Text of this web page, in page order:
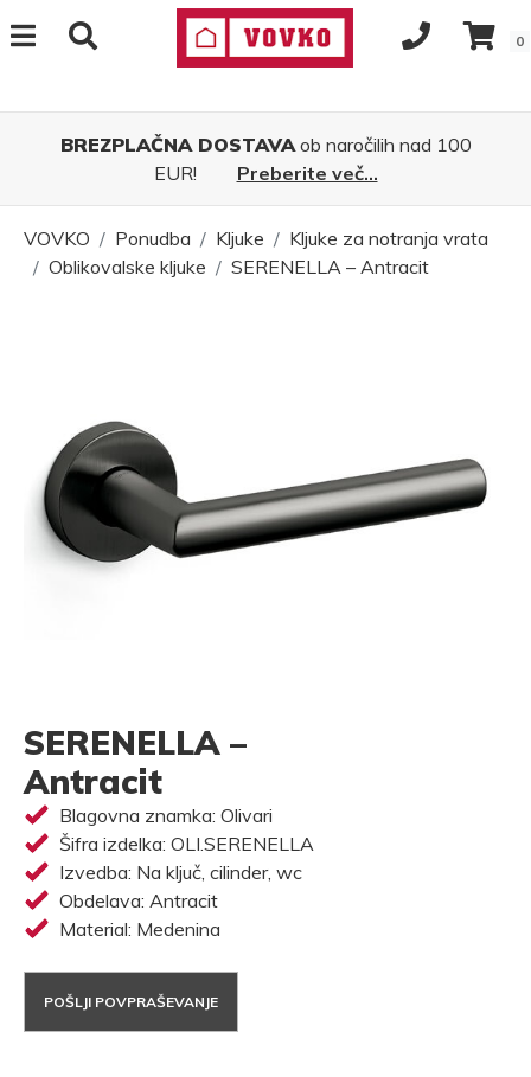
0
BREZPLAČNA DOSTAVAob naročilih nad 100
EUR!
Preberite več...
VOVKO Ponudba Kljuke
Kljuke za notranja vrata
Oblikovalske kljuke
SERENELLA – Antracit
SERENELLA –
Antracit
Blagovna znamka: Olivari
Šifra izdelka: OLI.SERENELLA
Izvedba: Na ključ, cilinder, wc
Obdelava: Antracit
Material: Medenina
POŠLJI POVPRAŠEVANJE